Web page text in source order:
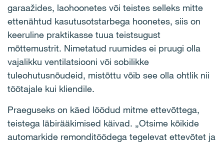
garaažides, laohoonetes või teistes selleks mitte
ettenähtud kasutusotstarbega hoonetes, siis on
keeruline praktikasse tuua teistsugust
mõttemustrit. Nimetatud ruumides ei pruugi olla
vajalikku ventilatsiooni või sobilikke
tuleohutusnõudeid, mistõttu võib see olla ohtlik nii
töötajale kui kliendile.
Praeguseks on käed löödud mitme ettevõttega,
teistega läbirääkimised käivad. „Otsime kõikide
automarkide remonditöödega tegelevat ettevõtet ja